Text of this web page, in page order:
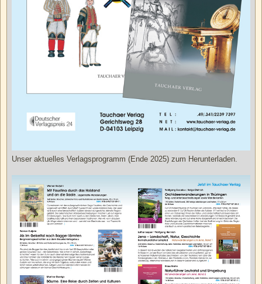
Unser aktuelles Verlagsprogramm (Ende 2025) zum Herunterladen.